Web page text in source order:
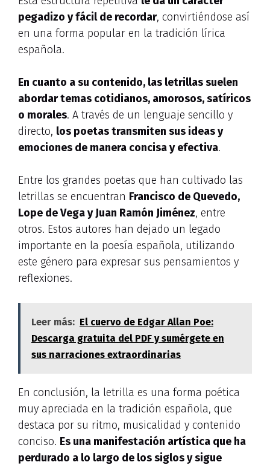
pegadizo y fácil de recordar, convirtiéndose así
en una forma popular en la tradición lírica
española.
En cuanto a su contenido, las letrillas suelen
abordar temas cotidianos, amorosos, satíricos
o morales. A través de un lenguaje sencillo y
directo, los poetas transmiten sus ideas y
emociones de manera concisa y efectiva.
Entre los grandes poetas que han cultivado las
letrillas se encuentran Francisco de Quevedo,
Lope de Vega y Juan Ramón Jiménez, entre
otros. Estos autores han dejado un legado
importante en la poesía española, utilizando
este género para expresar sus pensamientos y
reflexiones.
Leer más: El cuervo de Edgar Allan Poe:
Descarga gratuita del PDF y sumérgete en
sus narraciones extraordinarias
En conclusión, la letrilla es una forma poética
muy apreciada en la tradición española, que
destaca por su ritmo, musicalidad y contenido
conciso. Es una manifestación artística que ha
perdurado a lo largo de los siglos y sigue